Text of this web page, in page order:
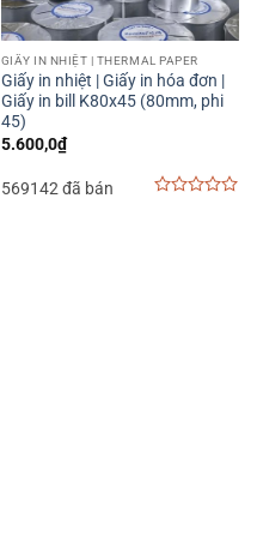
GIẤY IN NHIỆT | THERMAL PAPER
Giấy in nhiệt | Giấy in hóa đơn |
Giấy in bill K80x45 (80mm, phi
45)
5.600,0₫
569142 đã bán